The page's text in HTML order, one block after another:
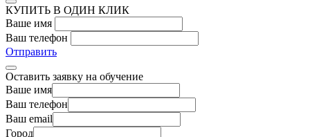
КУПИТЬ В ОДИН КЛИК
Ваше имя
Ваш телефон
Отправить
Оставить заявку на обучение
Ваше имя
Ваш телефон
Ваш email
Город